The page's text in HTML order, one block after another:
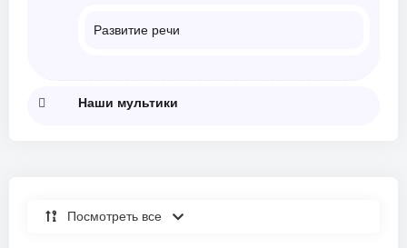
Развитие речи
Наши мультики
Посмотреть все